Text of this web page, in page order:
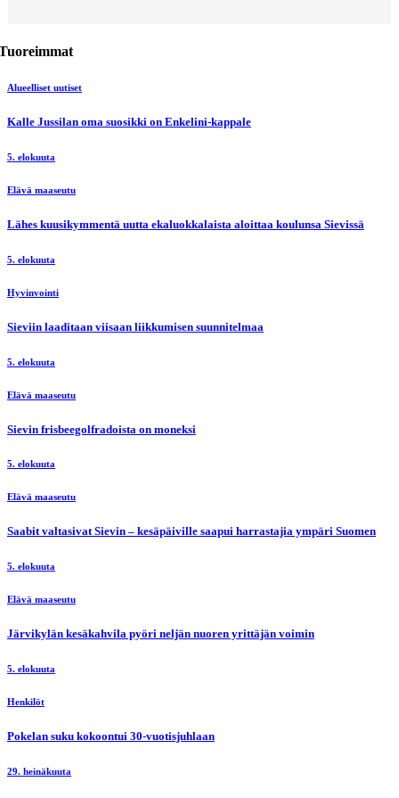
Alueelliset uutiset
Kalle Jussilan oma suosikki on Enkelini-kappale
5. elokuuta
Elävä maaseutu
Lähes kuusikymmentä uutta ekaluokkalaista aloittaa koulunsa Sievissä
5. elokuuta
Hyvinvointi
Sieviin laaditaan viisaan liikkumisen suunnitelmaa
5. elokuuta
Elävä maaseutu
Sievin frisbeegolfradoista on moneksi
5. elokuuta
Elävä maaseutu
Saabit valtasivat Sievin – kesäpäiville saapui harrastajia ympäri Suomen
5. elokuuta
Elävä maaseutu
Järvikylän kesäkahvila pyöri neljän nuoren yrittäjän voimin
5. elokuuta
Henkilöt
Pokelan suku kokoontui 30-vuotisjuhlaan
29. heinäkuuta